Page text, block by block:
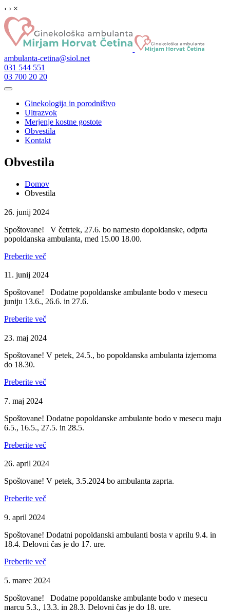
‹ › ×
ambulanta-cetina@siol.net
031 544 551
03 700 20 20
Ginekologija in porodništvo
Ultrazvok
Merjenje kostne gostote
Obvestila
Kontakt
Obvestila
Domov
Obvestila
26. junij 2024
Spoštovane! V četrtek, 27.6. bo namesto dopoldanske, odprta
popoldanska ambulanta, med 15.00 18.00.
Preberite več
11. junij 2024
Spoštovane! Dodatne popoldanske ambulante bodo v mesecu
juniju 13.6., 26.6. in 27.6.
Preberite več
23. maj 2024
Spoštovane! V petek, 24.5., bo popoldanska ambulanta izjemoma
do 18.30.
Preberite več
7. maj 2024
Spoštovane! Dodatne popoldanske ambulante bodo v mesecu maju
6.5., 16.5., 27.5. in 28.5.
Preberite več
26. april 2024
Spoštovane! V petek, 3.5.2024 bo ambulanta zaprta.
Preberite več
9. april 2024
Spoštovane! Dodatni popoldanski ambulanti bosta v aprilu 9.4. in
18.4. Delovni čas je do 17. ure.
Preberite več
5. marec 2024
Spoštovane! Dodatne popoldanske ambulante bodo v mesecu
marcu 5.3., 13.3. in 28.3. Delovni čas je do 18. ure.